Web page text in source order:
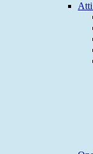
Atti